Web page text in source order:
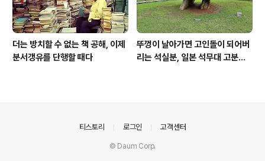
더는 방치할 수 없는 책 공해, 이제
분서갱유를 단행할 때다
뚜껑이 날아가면 고인돌이 되어버
리는 석실분, 일본 석무대 고분의
티스토리 로그인 고객센터
© Daum Corp.